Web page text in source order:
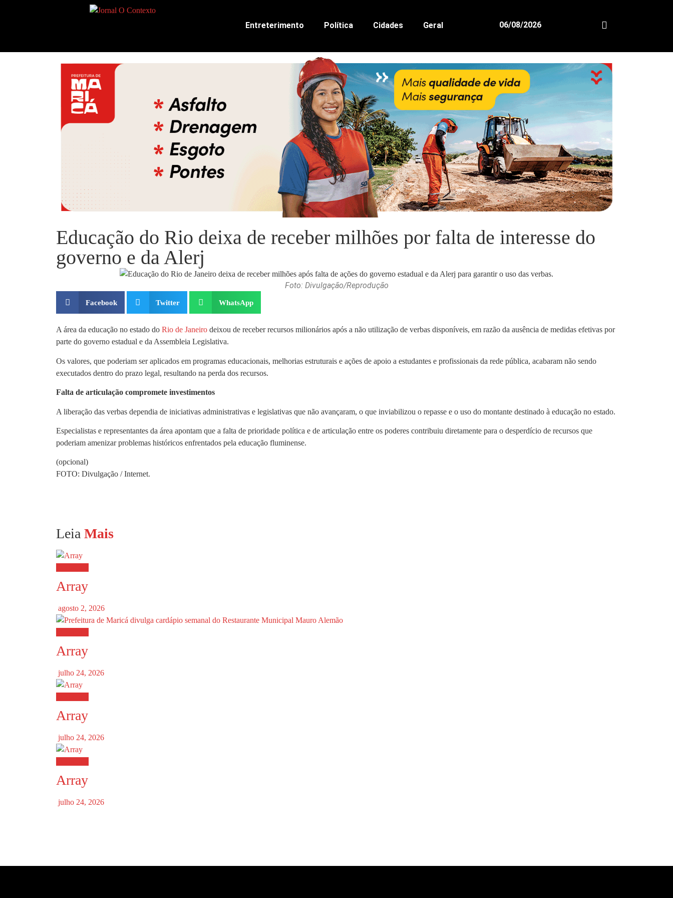
Entreterimento Política Cidades Geral 06/08/2026
Educação do Rio deixa de receber milhões por falta de interesse do
governo e da Alerj
Foto: Divulgação/Reprodução
Facebook Twitter WhatsApp
A área da educação no estado do Rio de Janeiro deixou de receber recursos milionários após a não utilização de verbas disponíveis, em razão da ausência de medidas efetivas por
parte do governo estadual e da Assembleia Legislativa.
Os valores, que poderiam ser aplicados em programas educacionais, melhorias estruturais e ações de apoio a estudantes e profissionais da rede pública, acabaram não sendo
executados dentro do prazo legal, resultando na perda dos recursos.
Falta de articulação compromete investimentos
A liberação das verbas dependia de iniciativas administrativas e legislativas que não avançaram, o que inviabilizou o repasse e o uso do montante destinado à educação no estado.
Especialistas e representantes da área apontam que a falta de prioridade política e de articulação entre os poderes contribuiu diretamente para o desperdício de recursos que
poderiam amenizar problemas históricos enfrentados pela educação fluminense.
(opcional)
FOTO: Divulgação / Internet.
Leia Mais
Array
agosto 2, 2026
Array
julho 24, 2026
Array
julho 24, 2026
Array
julho 24, 2026